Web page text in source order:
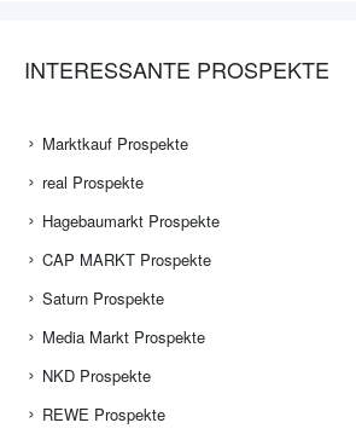
INTERESSANTE PROSPEKTE
Marktkauf Prospekte
real Prospekte
Hagebaumarkt Prospekte
CAP MARKT Prospekte
Saturn Prospekte
Media Markt Prospekte
NKD Prospekte
REWE Prospekte